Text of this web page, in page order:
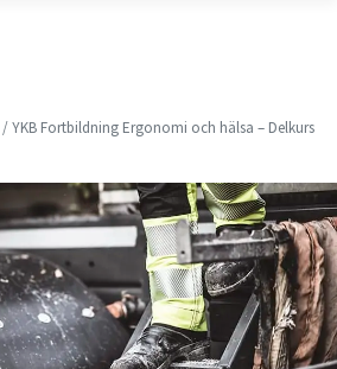
/ YKB Fortbildning Ergonomi och hälsa – Delkurs